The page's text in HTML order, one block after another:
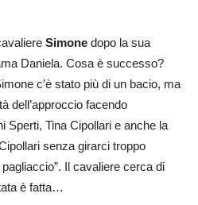
Simone dopo la sua
Daniela. Cosa è successo?
c’è stato più di un bacio, ma
dell’approccio facendo
Sperti, Tina Cipollari e anche la
senza girarci troppo
Il cavaliere cerca di
è fatta…